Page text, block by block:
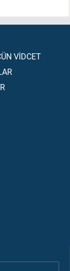
VİDCET